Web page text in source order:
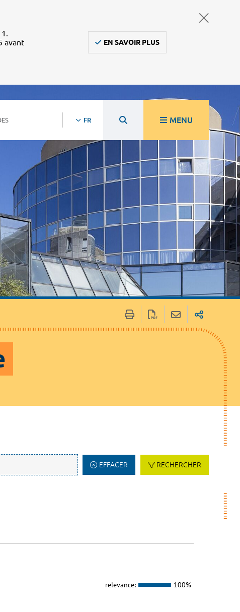
avant
EN SAVOIR PLUS
FR MENU
EFFACER RECHERCHER
relevance: 100%